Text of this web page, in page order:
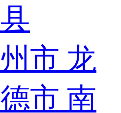
市 龙
市 南